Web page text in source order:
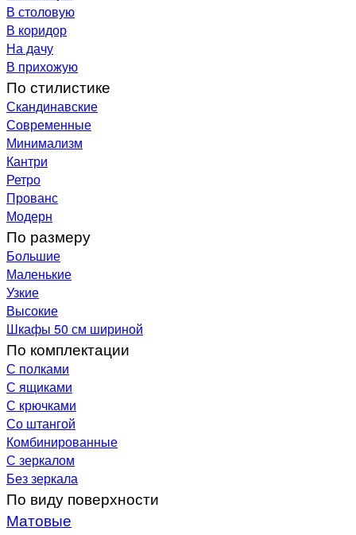
В столовую
В коридор
На дачу
В прихожую
По стилистике
Скандинавские
Современные
Минимализм
Кантри
Ретро
Прованс
Модерн
По размеру
Большие
Маленькие
Узкие
Высокие
Шкафы 50 см шириной
По комплектации
С полками
С ящиками
С крючками
Со штангой
Комбинированные
С зеркалом
Без зеркала
По виду поверхности
Матовые